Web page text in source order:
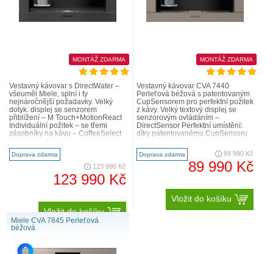
MONTÁŽ ZDARMA
Vestavný kávovar s DirectWater –
všeuměl Miele, splní i ty
nejnáročnější požadavky. Velký
dotyk. displej se senzorem
přiblížení – M Touch+MotionReact
Individuální požitek – se třemi
zásobníky na kávu – CoffeeSelect
automaticky s AutoDescale a
AutoCl..
Doprava zdarma
123 990 Kč
123 990 Kč
Vložit do košíku
MONTÁŽ ZDARMA
Vestavný kávovar CVA 7440
Perleťová béžová s patentovaným
CupSensorem pro perfektní požitek
z kávy. Velký textový displej se
senzorovým ovládáním –
DirectSensor Perfektní umístění:
díky patentovanému CupSensoru
pro dva: OneTouch for Two V..
Doprava zdarma 89 990 Kč
89 990 Kč
Vložit do košíku
Miele CVA 7845 Perleťová
béžová